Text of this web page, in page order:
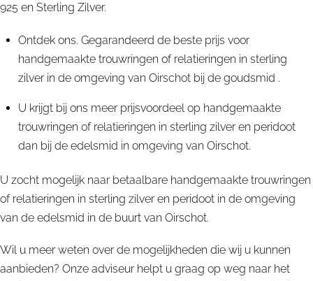
925 en Sterling Zilver.
Ontdek ons. Gegarandeerd de beste prijs voor
handgemaakte trouwringen of relatieringen in sterling
zilver in de omgeving van Oirschot bij de goudsmid .
U krijgt bij ons meer prijsvoordeel op handgemaakte
trouwringen of relatieringen in sterling zilver en peridoot
dan bij de edelsmid in omgeving van Oirschot.
U zocht mogelijk naar betaalbare handgemaakte trouwringen
of relatieringen in sterling zilver en peridoot in de omgeving
van de edelsmid in de buurt van Oirschot.
Wil u meer weten over de mogelijkheden die wij u kunnen
aanbieden? Onze adviseur helpt u graag op weg naar het